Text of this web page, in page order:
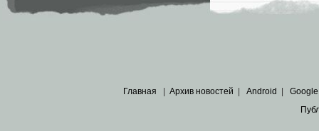
Главная | Архив новостей | Android | Google